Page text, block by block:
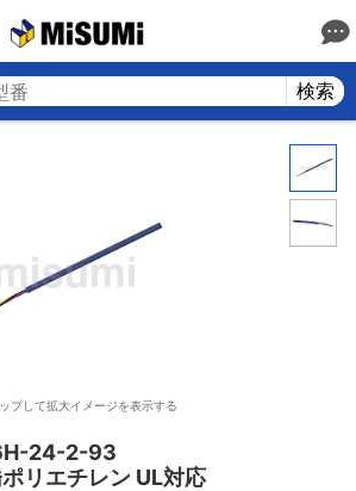
検索
プして拡大イメージを表示する
24-2-93
リエチレン UL対応